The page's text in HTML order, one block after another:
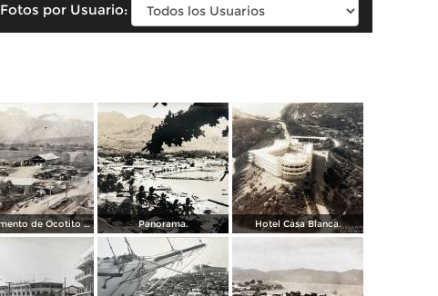
Fotos por Usuario:
Campamento de Ocotito Carretera de Mexico-Acapulco. Panorama. Hotel Casa Blanca.